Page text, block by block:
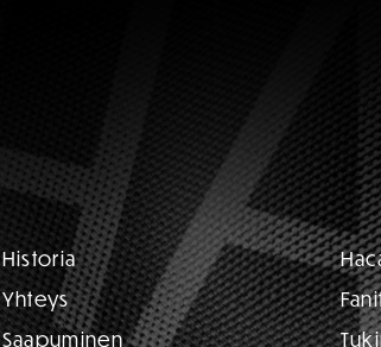
Historia
Yhteys
Saapuminen